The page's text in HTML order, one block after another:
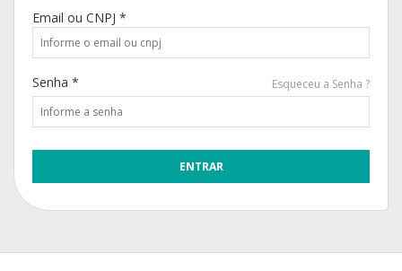
Email ou CNPJ *
Senha * Esqueceu a Senha ?